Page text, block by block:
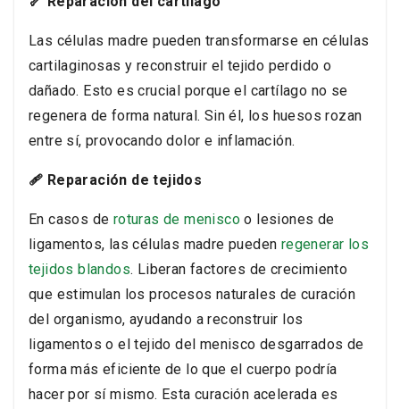
Las células madre pueden transformarse en células
cartilaginosas y reconstruir el tejido perdido o
dañado. Esto es crucial porque el cartílago no se
regenera de forma natural. Sin él, los huesos rozan
entre sí, provocando dolor e inflamación.
🩹 Reparación de tejidos
En casos de roturas de menisco o lesiones de
ligamentos, las células madre pueden regenerar los
tejidos blandos. Liberan factores de crecimiento
que estimulan los procesos naturales de curación
del organismo, ayudando a reconstruir los
ligamentos o el tejido del menisco desgarrados de
forma más eficiente de lo que el cuerpo podría
hacer por sí mismo. Esta curación acelerada es